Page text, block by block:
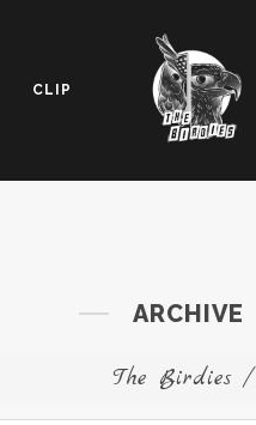
CLIP
ARCHIVE
The Birdies/